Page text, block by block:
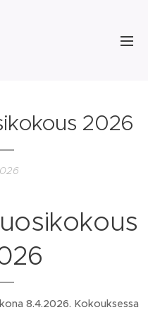
2026
8.4.2026. Kokouksessa